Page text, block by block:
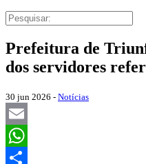
Prefeitura de
dos servidores
30 jun 2026 - Notícias
Email
WhatsApp